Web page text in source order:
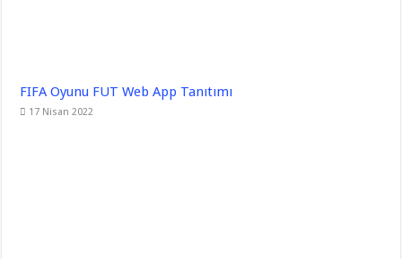
FIFA Oyunu FUT Web App Tanıtımı
17 Nisan 2022